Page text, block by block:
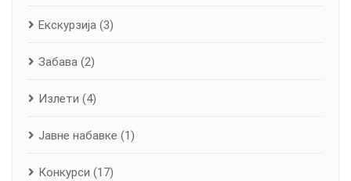
Екскурзија (3)
Забава (2)
Излети (4)
Јавне набавке (1)
Конкурси (17)